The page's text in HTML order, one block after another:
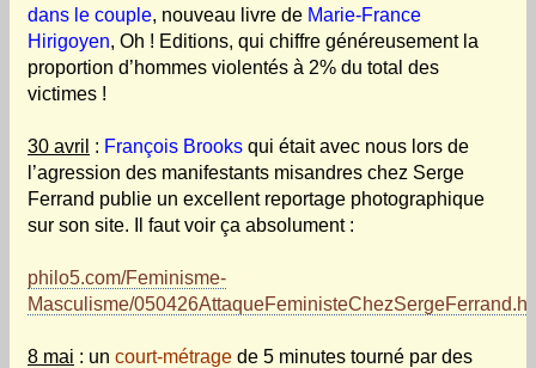
dans le couple, nouveau livre de Marie-France
Hirigoyen, Oh ! Editions, qui chiffre généreusement la
proportion d’hommes violentés à 2% du total des
victimes !
30 avril : François Brooks qui était avec nous lors de
l’agression des manifestants misandres chez Serge
Ferrand publie un excellent reportage photographique
sur son site. Il faut voir ça absolument :
philo5.com/Feminisme-
Masculisme/
8 mai : un court-métrage de 5 minutes tourné par des